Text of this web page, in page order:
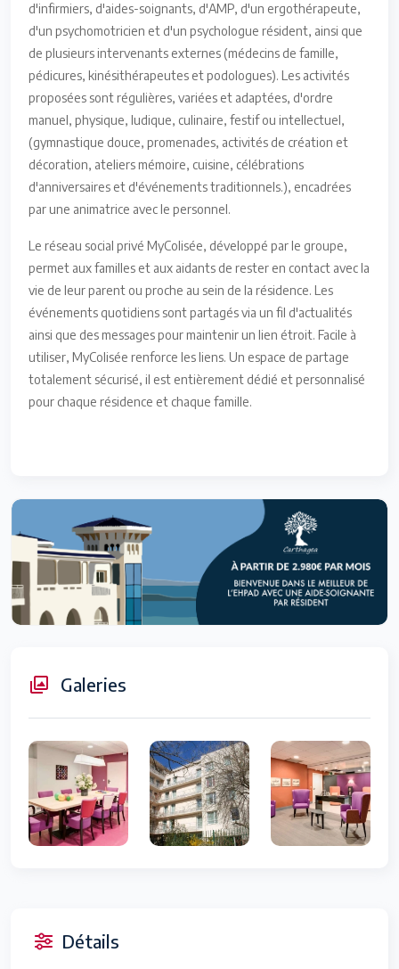
d'infirmiers, d'aides-soignants, d'AMP, d'un ergothérapeute,
d'un psychomotricien et d'un psychologue résident, ainsi que
de plusieurs intervenants externes (médecins de famille,
pédicures, kinésithérapeutes et podologues). Les activités
proposées sont régulières, variées et adaptées, d'ordre
manuel, physique, ludique, culinaire, festif ou intellectuel,
(gymnastique douce, promenades, activités de création et
décoration, ateliers mémoire, cuisine, célébrations
d'anniversaires et d'événements traditionnels.), encadrées
par une animatrice avec le personnel.
Le réseau social privé MyColisée, développé par le groupe,
permet aux familles et aux aidants de rester en contact avec la
vie de leur parent ou proche au sein de la résidence. Les
événements quotidiens sont partagés via un fil d'actualités
ainsi que des messages pour maintenir un lien étroit. Facile à
utiliser, MyColisée renforce les liens. Un espace de partage
totalement sécurisé, il est entièrement dédié et personnalisé
pour chaque résidence et chaque famille.
Galeries
Détails